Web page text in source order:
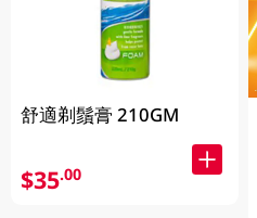
舒適剃鬚膏 210GM
$35.00